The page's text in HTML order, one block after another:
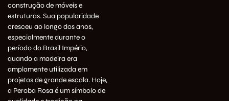
construção de móveis e
estruturas. Sua popularidade
cresceu ao longo dos anos,
especialmente durante o
período do Brasil Império,
quando a madeira era
amplamente utilizada em
projetos de grande escala. Hoje,
a Peroba Rosa é um símbolo de